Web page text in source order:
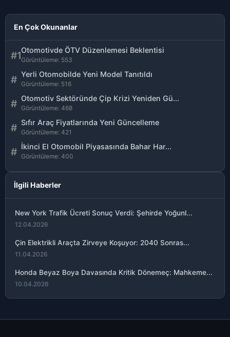
En Çok Okunanlar
#1Otomotivde ÖTV Düzenlemesi Beklentisi
Görüntüleme: 553
# Yerli Otomobilde Yeni Model Tanıtıldı
Görüntüleme: 516
# Otomotiv Sektöründe Çip Krizi Yeniden Gü...
Görüntüleme: 468
# Sıfır Araç Fiyatlarında Yeni Güncelleme
Görüntüleme: 421
# İkinci El Otomobil Piyasasında Bahar Har...
Görüntüleme: 400
İlgili Haberler
New York Trafik Ücreti Sonuç Verdi: Şehirde Yoğunl...
12.04.2026
Çin Elektrikli Araçta Zirveye Koşuyor: 2040 Sonras...
11.04.2026
Honda Beyaz Boya Davasında Kritik Dönemeç: Mahkeme...
10.04.2026